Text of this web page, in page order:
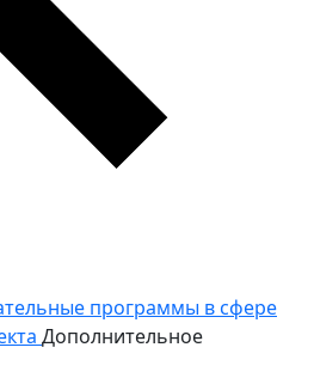
программы в сфере
Дополнительное